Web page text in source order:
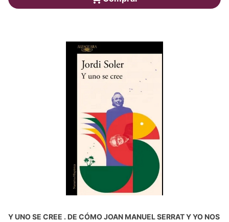
Y UNO SE CREE . DE CÓMO JOAN MANUEL SERRAT Y YO NOS